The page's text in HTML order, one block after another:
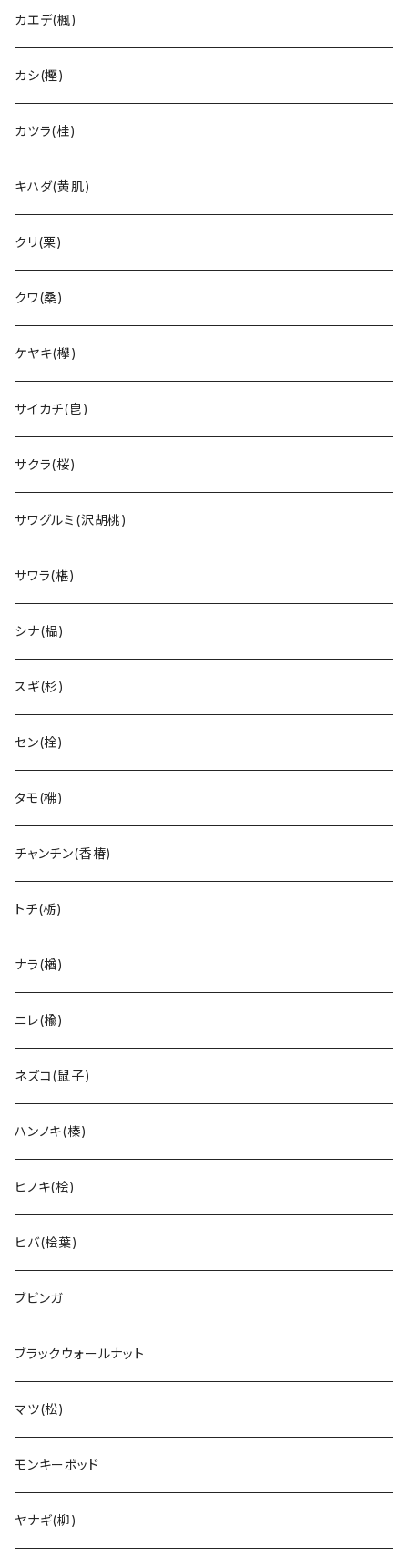
カエデ(楓)
カシ(樫)
カツラ(桂)
キハダ(黄肌)
クリ(栗)
クワ(桑)
ケヤキ(欅)
サイカチ(皀)
サクラ(桜)
サワグルミ(沢胡桃)
サワラ(椹)
シナ(榀)
スギ(杉)
セン(栓)
タモ(梻)
チャンチン(香椿)
トチ(栃)
ナラ(楢)
ニレ(楡)
ネズコ(鼠子)
ハンノキ(榛)
ヒノキ(桧)
ヒバ(桧葉)
ブビンガ
ブラックウォールナット
マツ(松)
モンキーポッド
ヤナギ(柳)